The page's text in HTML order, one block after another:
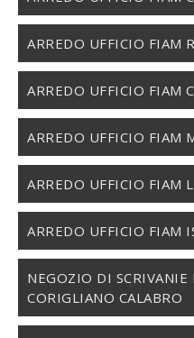
ARREDO UFFICIO FIAM
ARREDO UFFICIO FIAM
ARREDO UFFICIO FIAM
ARREDO UFFICIO FIAM
ARREDO UFFICIO FIAM
NEGOZIO DI
CORIGLIANO CALABRO